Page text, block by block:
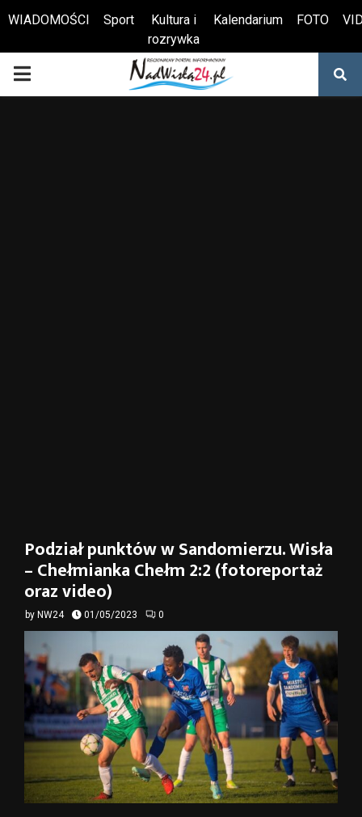
Otwórz pasek narzędzi
WIADOMOŚCI Sport
Kultura i
rozrywka
Kalendarium FOTO
PRIMARY
Podział punktów w Sandomierzu. Wisła
– Chełmianka Chełm 2:2 (fotoreportaż
oraz video)
by NW24 01/05/2023 0